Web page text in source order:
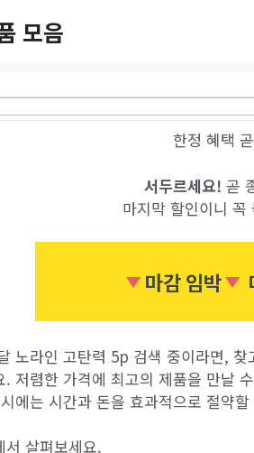
모음
한정 혜택
서두르세요! 곧
마지막 할인이니 꼭
마감 임박
노라인 고탄력 5p 검색 중이라면,
. 저렴한 가격에 최고의 제품을 만날
에는 시간과 돈을 효과적으로 절약
서 살펴보세요.